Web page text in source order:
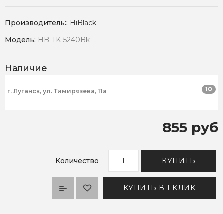
Производитель:: HiBlack
Модель: HB-TK-5240Bk
Наличие
г. Луганск, ул. Тимирязева, 11а 10
855 руб
Количество КУПИТЬ
КУПИТЬ В 1 КЛИК